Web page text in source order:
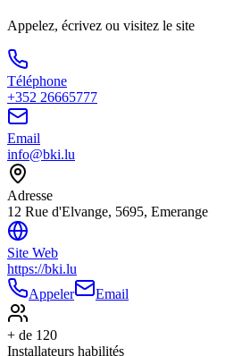
Appelez, écrivez ou visitez le site
Téléphone
+352 26665777
Email
info@bki.lu
Adresse
12 Rue d'Elvange, 5695, Emerange
Site Web
https://bki.lu
Appeler
Email
+ de 120
Installateurs habilités